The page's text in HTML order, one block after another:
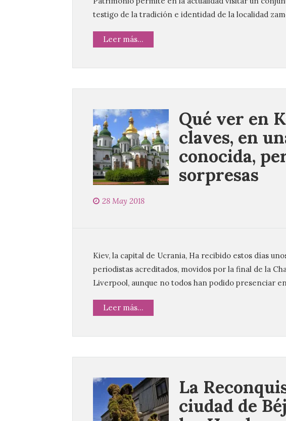
testigo de la tradición e identidad de la localidad
Leer más...
Qué ver en
claves, en
conocida,
sorpresas
28 May 2018
Kiev, la capital de Ucrania, Ha recibido estos días
periodistas acreditados, movidos por la final de la
Liverpool, aunque no todos han podido presenciar
Leer más...
La
ciudad de